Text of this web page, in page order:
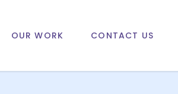
OUR WORK CONTACT US